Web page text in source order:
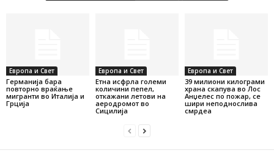
Европа и Свет
Германија бара
повторно враќање
мигранти во Италија и
Грција
Европа и Свет
Етна исфрла големи
количини пепел,
откажани летови на
аеродромот во
Сицилија
Европа и Свет
39 милиони килограми
храна скапува во Лос
Анџелес по пожар, се
шири неподнослива
смрдеа